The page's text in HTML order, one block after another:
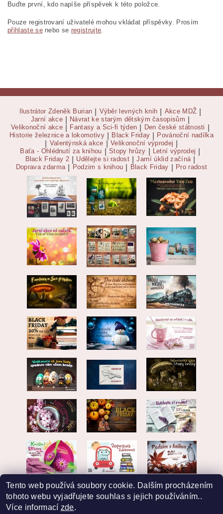
Buďte první, kdo napíše příspěvek k této položce.
Pouze registrovaní uživatelé mohou vkládat příspěvky. Prosím
přihlaste senebo se registrujte.
Ilustrátor Zdeněk Burian Výběr levných knih Akce MDŽ
Jarní akce Návrat ke starým dětským časopisům
Velikonoční akce Fantasy a Sci-fi týden Den české státnosti
Historie železnice a lokomotivy Black Friday Povánoční nadílka
Valentýnská akce Velikonoční výprodej
Baťa - Ohlédnutí za knihou Stopy hrůzy Letní výprodej
Black Friday 2 Udělejte si radost Jarní úklid začíná
Doprava zdarma Podzim s knihou Black Friday Pro radost
Tento web používá soubory cookie. Dalším procházením
tohoto webu vyjadřujete souhlas s jejich používáním..
Více informací zde.